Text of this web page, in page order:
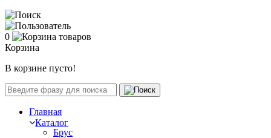
0
Корзина
В корзине пусто!
Главная
Каталог
Брус